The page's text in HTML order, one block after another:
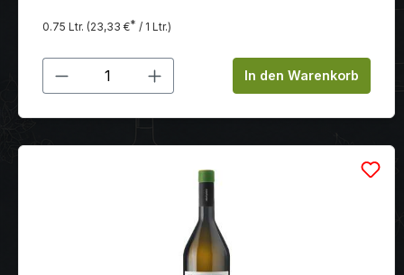
0.75 Ltr. (23,33 €* / 1 Ltr.)
Produkt Anzahl: Gib denIn den Warenkorb